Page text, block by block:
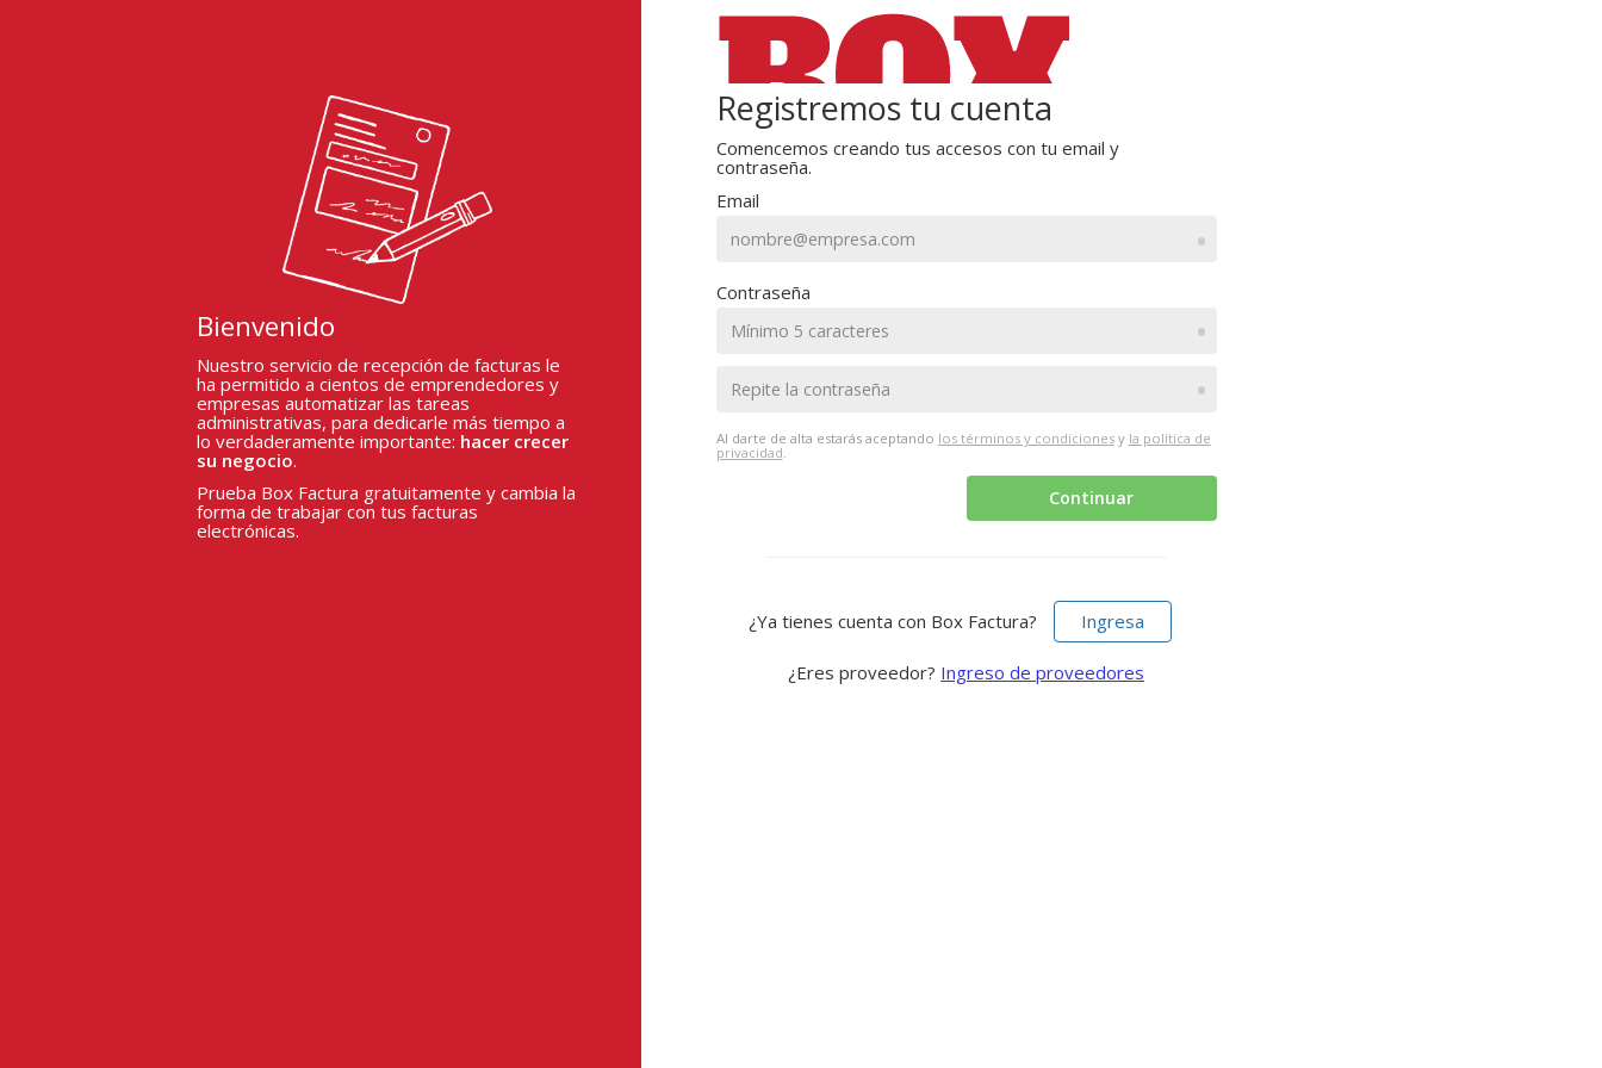
Bienvenido
Nuestro servicio de recepción de facturas le
ha permitido a cientos de emprendedores y
empresas automatizar las tareas
administrativas, para dedicarle más tiempo a
lo verdaderamente importante: hacer crecer
su negocio.
Prueba Box Factura gratuitamente y cambia la
forma de trabajar con tus facturas
electrónicas.
Registremos tu cuenta
Comencemos creando tus accesos con tu email y
contraseña.
Email
•
Contraseña
•
•
Al darte de alta estarás aceptando los términos y condicionesy la política de
privacidad.
Continuar
¿Ya tienes cuenta con Box Factura? Ingresa
¿Eres proveedor? Ingreso de proveedores